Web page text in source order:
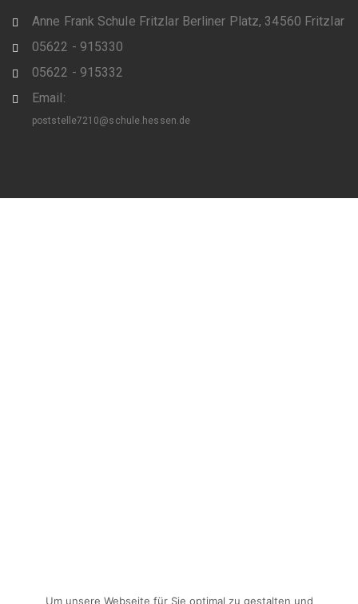
Anne Frank Schule Fritzlar Berliner Platz, 34560 Fritzlar
05622 - 915330
05622 - 915332
Email:
poststelle7210@schule.hessen.de
Um unsere Webseite für Sie optimal zu gestalten und